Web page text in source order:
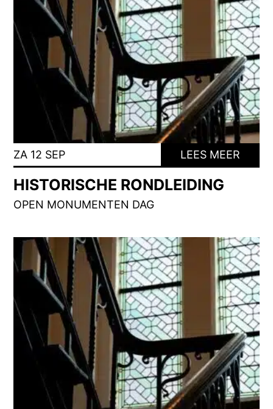
ZA 12 SEP LEES MEER
HISTORISCHE RONDLEIDING
OPEN MONUMENTEN DAG